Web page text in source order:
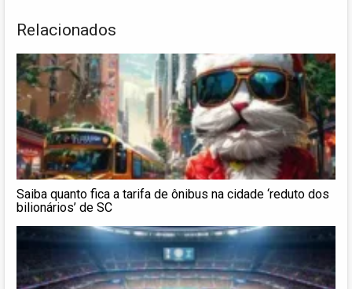
Relacionados
Saiba quanto fica a tarifa de ônibus na cidade ‘reduto dos
bilionários’ de SC